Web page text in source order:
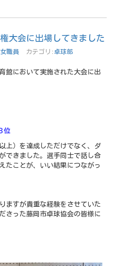
大会に出場してきました
職員 カテゴリ: 卓球部
館において実施された大会に出
位
上）を達成しただけでなく、ダ
できました。選手同士で話し合
たことが、いい結果につながっ
ますが貴重な経験をさせていた
さった藤岡市卓球協会の皆様に